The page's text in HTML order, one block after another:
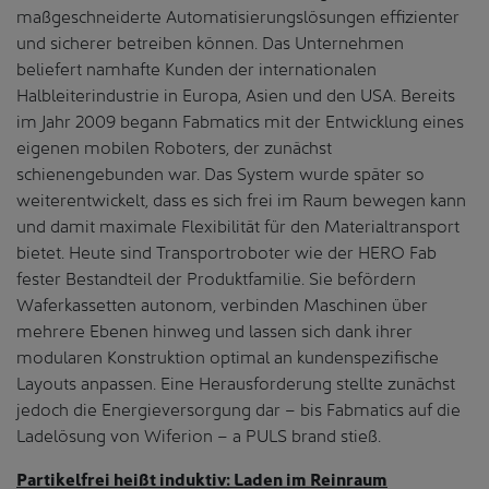
maßgeschneiderte Automatisierungslösungen effizienter
und sicherer betreiben können. Das Unternehmen
beliefert namhafte Kunden der internationalen
Halbleiterindustrie in Europa, Asien und den USA. Bereits
im Jahr 2009 begann Fabmatics mit der Entwicklung eines
eigenen mobilen Roboters, der zunächst
schienengebunden war. Das System wurde später so
weiterentwickelt, dass es sich frei im Raum bewegen kann
und damit maximale Flexibilität für den Materialtransport
bietet. Heute sind Transportroboter wie der HERO Fab
fester Bestandteil der Produktfamilie. Sie befördern
Waferkassetten autonom, verbinden Maschinen über
mehrere Ebenen hinweg und lassen sich dank ihrer
modularen Konstruktion optimal an kundenspezifische
Layouts anpassen. Eine Herausforderung stellte zunächst
jedoch die Energieversorgung dar – bis Fabmatics auf die
Ladelösung von Wiferion – a PULS brand stieß.
Partikelfrei heißt induktiv: Laden im Reinraum